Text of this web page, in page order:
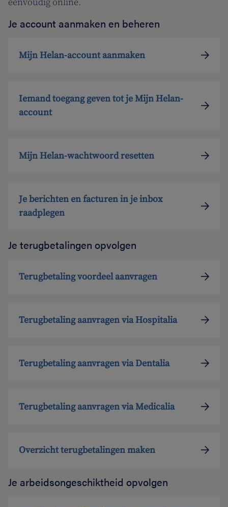
Je account aanmaken en beheren
Mijn Helan-account aanmaken
Iemand toegang geven tot je Mijn Helan-
account
Mijn Helan-wachtwoord resetten
Je berichten en facturen in je inbox
raadplegen
Je terugbetalingen opvolgen
Terugbetaling voordeel aanvragen
Terugbetaling aanvragen via Hospitalia
Terugbetaling aanvragen via Dentalia
Terugbetaling aanvragen via Medicalia
Overzicht terugbetalingen maken
Je arbeidsongeschiktheid opvolgen